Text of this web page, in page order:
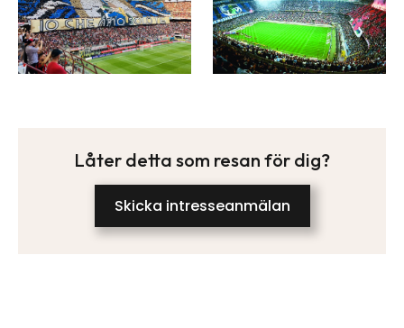
Låter detta som resan för dig?
Skicka intresseanmälan